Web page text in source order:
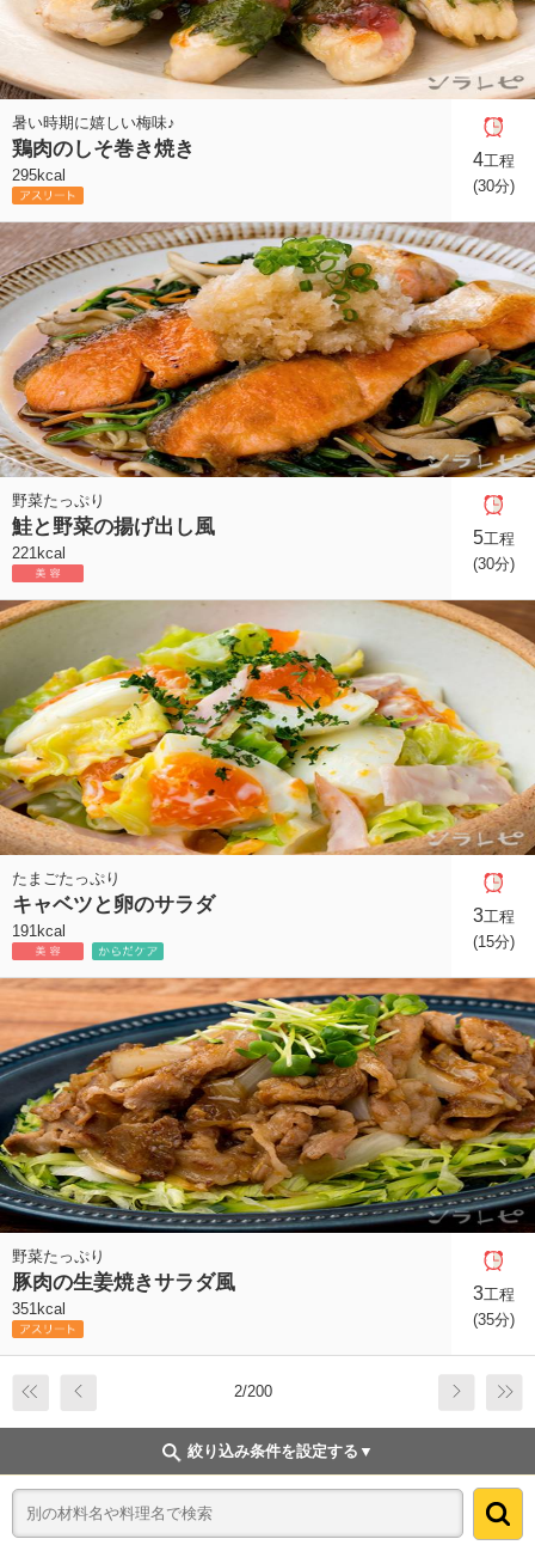
暑い時期に嬉しい梅味♪
鶏肉のしそ巻き焼き
295kcal
4工程
(30分)
野菜たっぷり
鮭と野菜の揚げ出し風
221kcal
5工程
(30分)
たまごたっぷり
キャベツと卵のサラダ
191kcal
3工程
(15分)
野菜たっぷり
豚肉の生姜焼きサラダ風
351kcal
3工程
(35分)
2/200
絞り込み条件を設定する